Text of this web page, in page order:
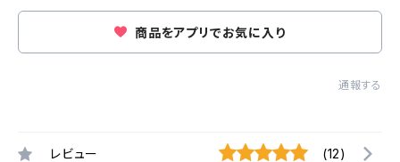
商品をアプリでお気に入り
通報する
レビュー (12)